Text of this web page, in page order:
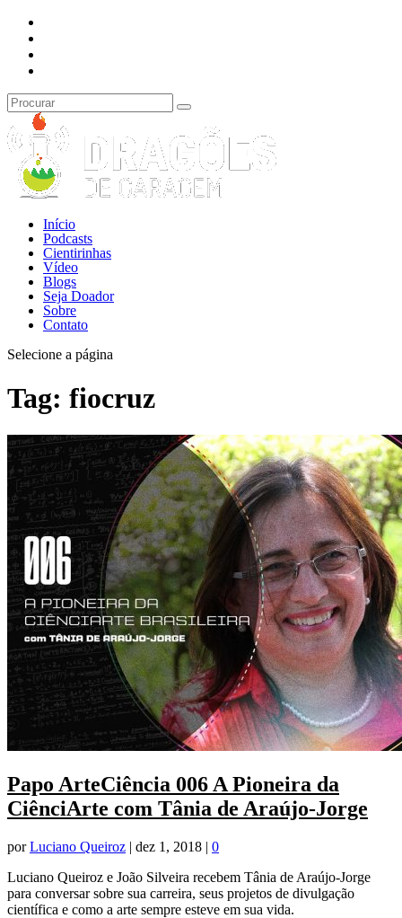
Início
Podcasts
Cientirinhas
Vídeo
Blogs
Seja Doador
Sobre
Contato
Selecione a página
Tag: fiocruz
Papo ArteCiência 006 A Pioneira da
CiênciArte com Tânia de Araújo-Jorge
porLuciano Queiroz | dez 1, 2018 | 0
Luciano Queiroz e João Silveira recebem Tânia de Araújo-Jorge
para conversar sobre sua carreira, seus projetos de divulgação
científica e como a arte sempre esteve em sua vida.